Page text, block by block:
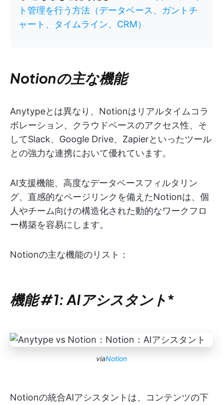
ト管理を行う方法（データベース、ガントチ
ャート、タイムライン、CRM）
Notionの主な機能
Anytypeとは異なり、Notionはリアルタイムコラ
ボレーション、クラウドベースのアクセス性、そ
してSlack、Google Drive、Zapierといったツール
との強力な連携において優れています。
AI支援機能、高度なデータベースフィルタリン
グ、直感的なページリンクを備えたNotionは、個
人やチーム向けの構造化された動的なワークフロ
ー構築を容易にします。
Notionの主な機能のリスト：
機能 #1: AIアシスタント*
viaNotion
Notionの統合AIアシスタントは、コンテンツの下